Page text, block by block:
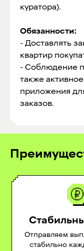
куратора).
Обязанности:
- Доставлять
квартир
- Соблюдение
также
приложения
заказов.
Отправляем
стабильно